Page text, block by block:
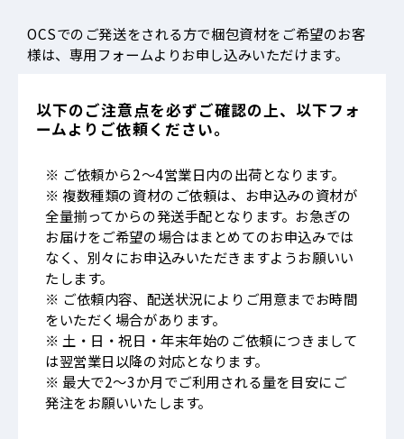
OCSでのご発送をされる方で梱包資材をご希望のお客
様は、専用フォームよりお申し込みいただけます。
以下のご注意点を必ずご確認の上、以下フォ
ームよりご依頼ください。
※ ご依頼から2～4営業日内の出荷となります。
※ 複数種類の資材のご依頼は、お申込みの資材が
全量揃ってからの発送手配となります。お急ぎの
お届けをご希望の場合はまとめてのお申込みでは
なく、別々にお申込みいただきますようお願いい
たします。
※ ご依頼内容、配送状況によりご用意までお時間
をいただく場合があります。
※ 土・日・祝日・年末年始のご依頼につきまして
は翌営業日以降の対応となります。
※ 最大で2～3か月でご利用される量を目安にご
発注をお願いいたします。